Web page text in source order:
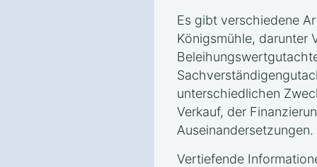
Es gibt verschiedene
Königsmühle, darunter
unterschiedlichen
Verkauf, der
Auseinandersetzungen.
Vertiefende